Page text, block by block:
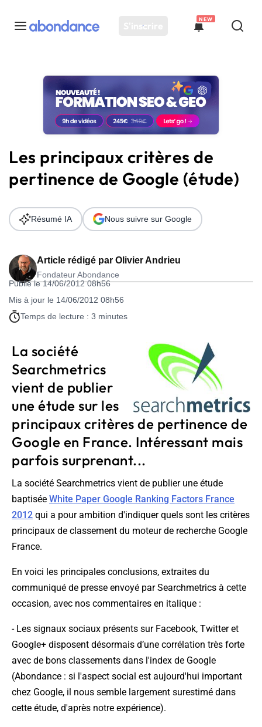
S'inscrire
NEW
Toutes les actus
Actus SEO
Plateforme
Solutions
Ressources
Audit SEO
Les principaux critères de
pertinence de Google (étude)
Article rédigé par Olivier Andrieu
Fondateur Abondance
Publié le 14/06/2012 08h56
Mis à jour le 14/06/2012 08h56
Temps de lecture : 3 minutes
Résumé IA Nous suivre sur Google
La société
Searchmetrics
vient de publier
une étude sur les
principaux critères de pertinence de
Google en France. Intéressant mais
parfois surprenant...
La société Searchmetrics vient de publier une étude
baptisée White Paper Google Ranking Factors France
2012 qui a pour ambition d'indiquer quels sont les critères
principaux de classement du moteur de recherche Google
France.
En voici les principales conclusions, extraites du
communiqué de presse envoyé par Searchmetrics à cette
occasion, avec nos commentaires en italique :
- Les signaux sociaux présents sur Facebook, Twitter et
Google+ disposent désormais d’une corrélation très forte
avec de bons classements dans l'index de Google
(Abondance : si l'aspect social est aujourd'hui important
chez Google, il nous semble largement surestimé dans
cette étude, d'après notre expérience).